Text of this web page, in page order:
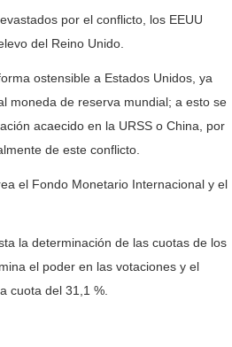
por el conflicto, los EEUU
del Reino Unido.
ostensible a Estados Unidos, ya
moneda de reserva mundial; a esto se
acaecido en la URSS o China, por
de este conflicto.
el Fondo Monetario Internacional y el
la determinación de las cuotas de los
el poder en las votaciones y el
cuota del 31,1 %.